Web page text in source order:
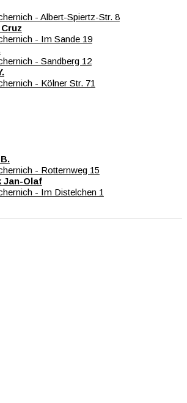
- Albert-Spiertz-Str. 8
- Im Sande 19
- Sandberg 12
- Kölner Str. 71
- Rotternweg 15
Olaf
- Im Distelchen 1